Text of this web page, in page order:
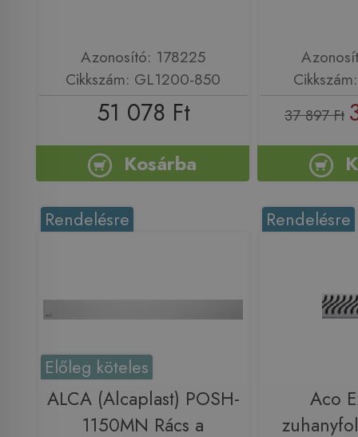
Azonosító: 178225
Cikkszám: GL1200-850
51 078 Ft
Kosárba
37 897 Ft
Rendelésre
Előleg köteles
ALCA (Alcaplast) POSH-
1150MN Rács a
Rendelésre
Aco